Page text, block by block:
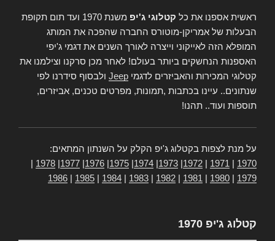
ראשית אספנו את כל קטלוגי ג'יפ
משנת 1970 ועד תום תקופת
הבעלות של אמריקן-מוטורס החברה שהפכה את המותג
המופלא הזה לאייקוני וייצרה לאורך השנים את דגמי ג'יפי
האספנות הנחשקים ביותר בעולם! לאחר מכן סרקנו וצילמנו את
קטלוגי המכירות והאביזרים לדגמי Jeep ולבסוף סידרנו לפי
שנתונים.. עיינו בכתבות ,תמונות, מפרטים טכנים, אביזרים,
תוספות ועוד.. תהנו!
על מנת לצפות בקטלוג ג'יפ הקלק על השנתון המתאים:
1970
1971
1972
1973
1974
1975
1976
1977
1978
1979
1980
1981
1982
1983
1984
1985
1986
קטלוג ג'יפ 1970